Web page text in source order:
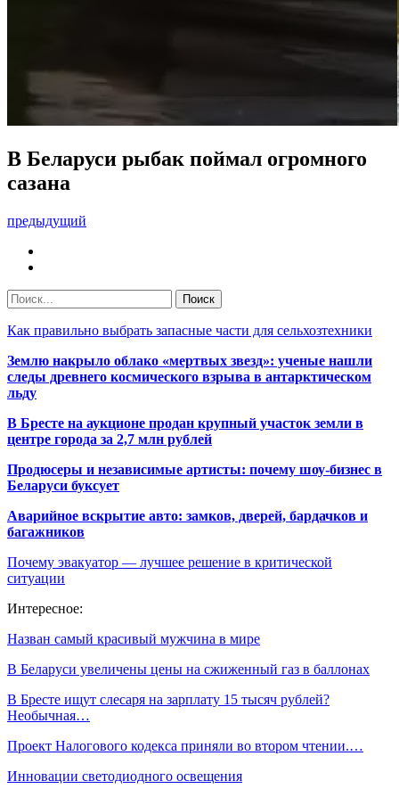
В Беларуси рыбак поймал огромного
сазана
предыдущий
Как правильно выбрать запасные части для сельхозтехники
Землю накрыло облако «мертвых звезд»: ученые нашли
следы древнего космического взрыва в антарктическом
льду
В Бресте на аукционе продан крупный участок земли в
центре города за 2,7 млн рублей
Продюсеры и независимые артисты: почему шоу-бизнес в
Беларуси буксует
Аварийное вскрытие авто: замков, дверей, бардачков и
багажников
Почему эвакуатор — лучшее решение в критической
ситуации
Интересное:
Назван самый красивый мужчина в мире
В Беларуси увеличены цены на сжиженный газ в баллонах
В Бресте ищут слесаря на зарплату 15 тысяч рублей?
Необычная…
Проект Налогового кодекса приняли во втором чтении.…
Инновации светодиодного освещения